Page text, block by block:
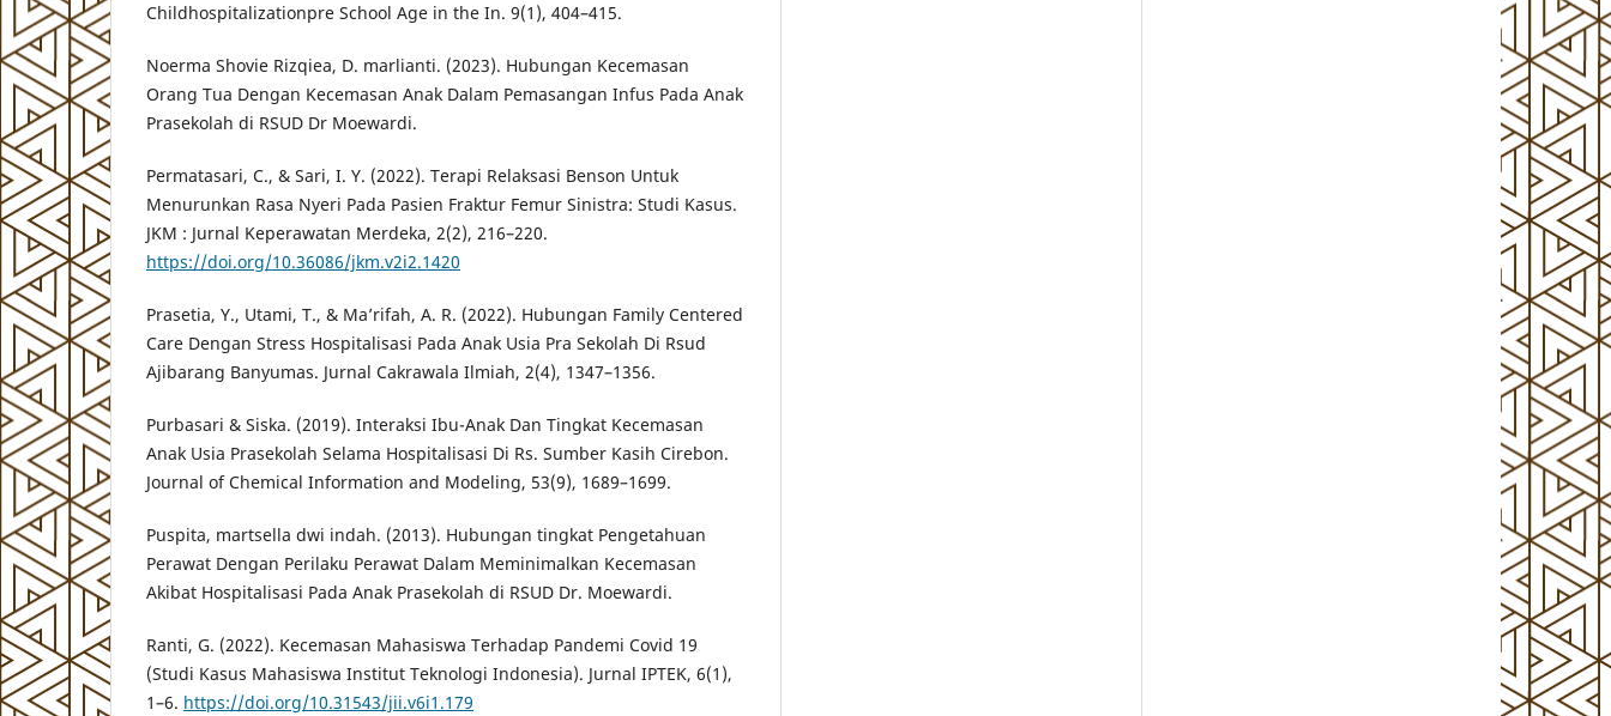
Childhospitalizationpre School Age in the In. 9(1), 404–415.
Noerma Shovie Rizqiea, D. marlianti. (2023). Hubungan Kecemasan
Orang Tua Dengan Kecemasan Anak Dalam Pemasangan Infus Pada Anak
Prasekolah di RSUD Dr Moewardi.
Permatasari, C., & Sari, I. Y. (2022). Terapi Relaksasi Benson Untuk
Menurunkan Rasa Nyeri Pada Pasien Fraktur Femur Sinistra: Studi Kasus.
JKM : Jurnal Keperawatan Merdeka, 2(2), 216–220.
https://doi.org/10.36086/jkm.v2i2.1420
Prasetia, Y., Utami, T., & Ma’rifah, A. R. (2022). Hubungan Family Centered
Care Dengan Stress Hospitalisasi Pada Anak Usia Pra Sekolah Di Rsud
Ajibarang Banyumas. Jurnal Cakrawala Ilmiah, 2(4), 1347–1356.
Purbasari & Siska. (2019). Interaksi Ibu-Anak Dan Tingkat Kecemasan
Anak Usia Prasekolah Selama Hospitalisasi Di Rs. Sumber Kasih Cirebon.
Journal of Chemical Information and Modeling, 53(9), 1689–1699.
Puspita, martsella dwi indah. (2013). Hubungan tingkat Pengetahuan
Perawat Dengan Perilaku Perawat Dalam Meminimalkan Kecemasan
Akibat Hospitalisasi Pada Anak Prasekolah di RSUD Dr. Moewardi.
Ranti, G. (2022). Kecemasan Mahasiswa Terhadap Pandemi Covid 19
(Studi Kasus Mahasiswa Institut Teknologi Indonesia). Jurnal IPTEK, 6(1),
1–6. https://doi.org/10.31543/jii.v6i1.179